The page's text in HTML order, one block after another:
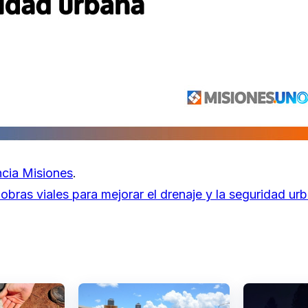
Misiones.
viales para mejorar el drenaje y la seguridad